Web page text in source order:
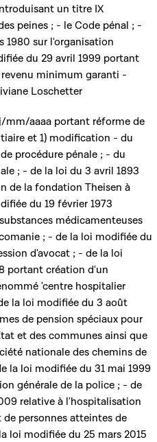
un titre IX
peines ; - le Code pénal ; -
1980 sur l'organisation
du 29 avril 1999 portant
minimum garanti -
Loschetter
mm/aaaa portant réforme de
et 1) modification - du
procédure pénale ; - du
; - de la loi du 3 avril 1893
de la fondation Theisen à
du 19 février 1973
médicamenteuses
; - de la loi modifiée du
d'avocat ; - de la loi
portant création d'un
'centre hospitalier
la loi modifiée du 3 août
de pension spéciaux pour
et des communes ainsi que
nationale des chemins de
la loi modifiée du 31 mai 1999
générale de la police ; - de
relative à l'hospitalisation
personnes atteintes de
loi modifiée du 25 mars 2015